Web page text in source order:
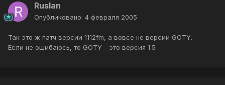
Ruslan
Опубликовано: 4 февраля 2005
Так это ж патч версии 1112fm, а вовсе не версии GOTY.
Если не ошибаюсь, то GOTY - это версия 1.5